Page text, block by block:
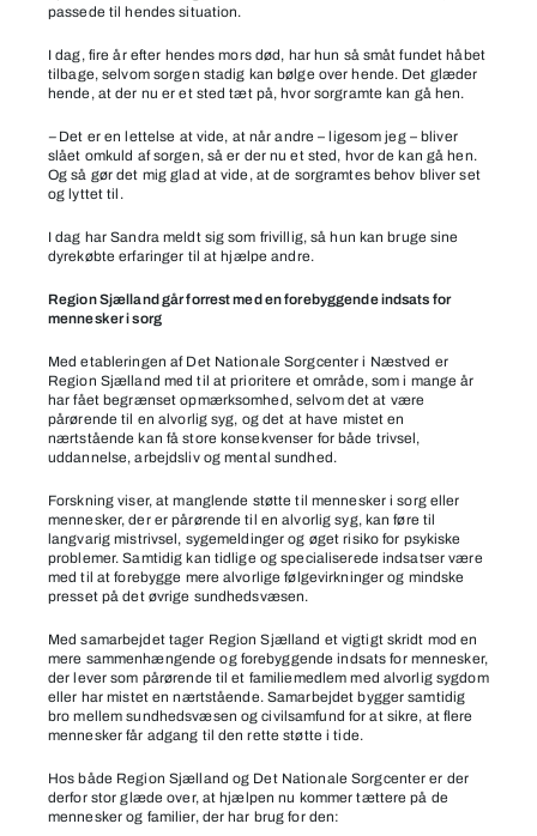
passede til hendes situation.
I dag, fire år efter hendes mors død, har hun så småt fundet håbet
tilbage, selvom sorgen stadig kan bølge over hende. Det glæder
hende, at der nu er et sted tæt på, hvor sorgramte kan gå hen.
– Det er en lettelse at vide, at når andre – ligesom jeg – bliver
slået omkuld af sorgen, så er der nu et sted, hvor de kan gå hen.
Og så gør det mig glad at vide, at de sorgramtes behov bliver set
og lyttet til.
I dag har Sandra meldt sig som frivillig, så hun kan bruge sine
dyrekøbte erfaringer til at hjælpe andre.
Region Sjælland går forrest med en forebyggende indsats for
mennesker i sorg
Med etableringen af Det Nationale Sorgcenter i Næstved er
Region Sjælland med til at prioritere et område, som i mange år
har fået begrænset opmærksomhed, selvom det at være
pårørende til en alvorlig syg, og det at have mistet en
nærtstående kan få store konsekvenser for både trivsel,
uddannelse, arbejdsliv og mental sundhed.
Forskning viser, at manglende støtte til mennesker i sorg eller
mennesker, der er pårørende til en alvorlig syg, kan føre til
langvarig mistrivsel, sygemeldinger og øget risiko for psykiske
problemer. Samtidig kan tidlige og specialiserede indsatser være
med til at forebygge mere alvorlige følgevirkninger og mindske
presset på det øvrige sundhedsvæsen.
Med samarbejdet tager Region Sjælland et vigtigt skridt mod en
mere sammenhængende og forebyggende indsats for mennesker,
der lever som pårørende til et familiemedlem med alvorlig sygdom
eller har mistet en nærtstående. Samarbejdet bygger samtidig
bro mellem sundhedsvæsen og civilsamfund for at sikre, at flere
mennesker får adgang til den rette støtte i tide.
Hos både Region Sjælland og Det Nationale Sorgcenter er der
derfor stor glæde over, at hjælpen nu kommer tættere på de
mennesker og familier, der har brug for den: